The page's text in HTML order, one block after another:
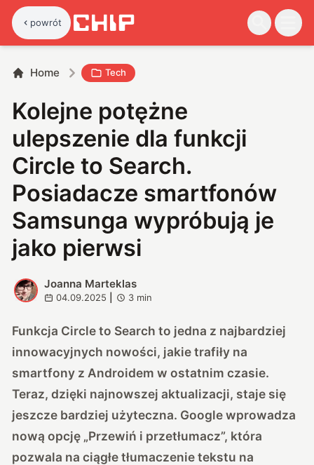
powrót
Home Tech
Kolejne potężne
ulepszenie dla funkcji
Circle to Search.
Posiadacze smartfonów
Samsunga wypróbują je
jako pierwsi
J
Joanna Marteklas
04.09.2025 3 min
Funkcja Circle to Search to jedna z najbardziej
innowacyjnych nowości, jakie trafiły na
smartfony z Androidem w ostatnim czasie.
Teraz, dzięki najnowszej aktualizacji, staje się
jeszcze bardziej użyteczna. Google wprowadza
nową opcję „Przewiń i przetłumacz”, która
pozwala na ciągłe tłumaczenie tekstu na